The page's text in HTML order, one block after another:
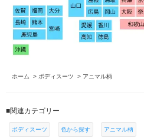
ホーム > ボディスーツ > アニマル柄
■関連カテゴリー
ボディスーツ 色から探す アニマル柄